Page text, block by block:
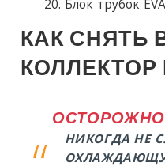
Блок трубок
КАК СНЯТЬ
КОЛЛЕКТОР
НИКОГДА НЕ